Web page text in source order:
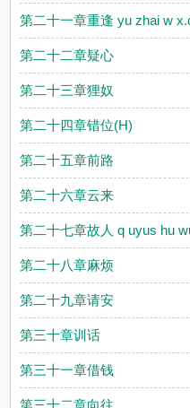
第二十一章重逢 yu zhai w
第二十二章疑心
第二十三章狸奴
第二十四章错位(H)
第二十五章前路
第二十六章云来
第二十七章故人 q uyus hu
第二十八章麻烦
第二十九章请安
第三十章训话
第三十一章借钱
第三十二章向往